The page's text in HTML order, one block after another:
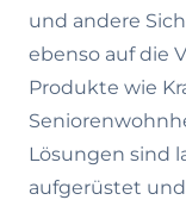
und andere
ebenso auf die
Produkte wie
Lösungen sind
aufgerüstet